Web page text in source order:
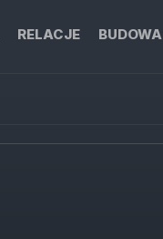
RELACJE BUDOWA